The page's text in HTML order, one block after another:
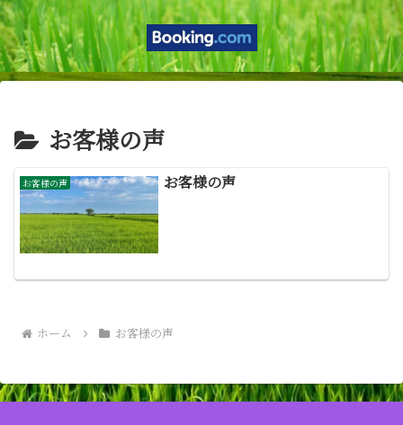
お客様の声
お客様の声 お客様の声
ホーム お客様の声